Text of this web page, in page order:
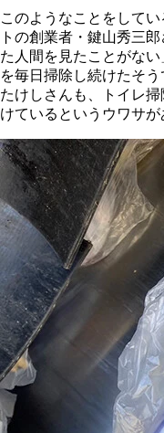
このようなことをして
トの創業者・鍵山秀三
た人間を見たことがな
を毎日掃除し続けたそ
たけしさんも、トイレ
けているというウワサが